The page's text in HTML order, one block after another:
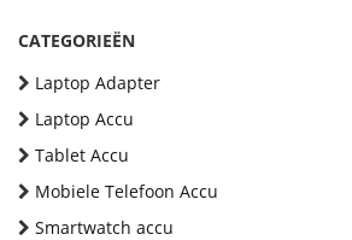
CATEGORIEËN
Laptop Adapter
Laptop Accu
Tablet Accu
Mobiele Telefoon Accu
Smartwatch accu